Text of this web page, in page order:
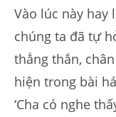
Vào lúc này hay
chúng ta đã tự
thẳng thắn,
hiện trong bài
‘Cha có nghe